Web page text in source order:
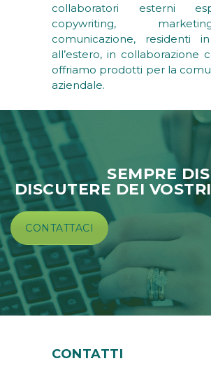
collaboratori esterni
copywriting,
comunicazione, residenti
all’estero, in collaborazione
offriamo prodotti per la
aziendale.
SEMPRE
DISCUTERE DEI
CONTATTACI
CONTATTI